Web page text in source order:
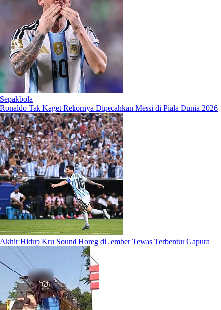
Sepakbola
Ronaldo Tak Kaget Rekornya Dipecahkan Messi di Piala Dunia 2026
Akhir Hidup Kru Sound Horeg di Jember Tewas Terbentur Gapura